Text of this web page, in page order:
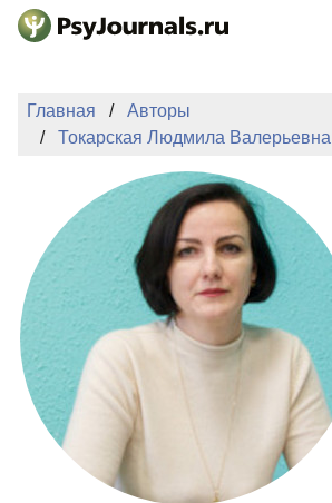
Перейти к основному содержанию
ИЗДАНИЯ
АВТОРЫ
ПОДАТЬ РУКОПИСЬ
БАЗА ЗНАНИЙ
КЛЮЧЕВЫЕ СЛОВА
Регистрация
Главная
Авторы
Токарская Людмила Валерьевна